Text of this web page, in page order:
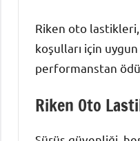
Riken oto
koşulları için
performanstan
Riken Oto